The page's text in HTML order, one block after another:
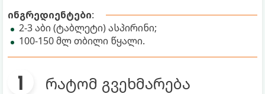
ინგრედიენტები:
2-3 აბი (ტაბლეტი) ასპირინი;
100-150 მლ თბილი წყალი.
რატომ გვეხმარება